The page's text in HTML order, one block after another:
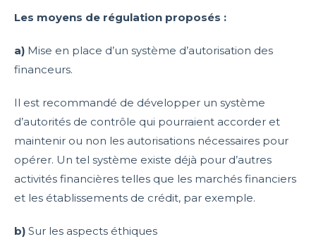
Les moyens de régulation proposés :
a) Mise en place d’un système d’autorisation des
financeurs.
Il est recommandé de développer un système
d’autorités de contrôle qui pourraient accorder et
maintenir ou non les autorisations nécessaires pour
opérer. Un tel système existe déjà pour d’autres
activités financières telles que les marchés financiers
et les établissements de crédit, par exemple.
b) Sur les aspects éthiques